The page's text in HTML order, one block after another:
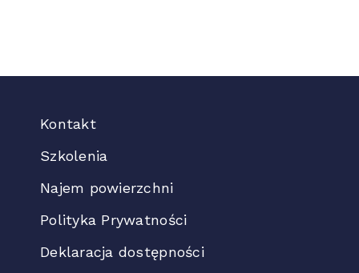
Kontakt
Szkolenia
Najem powierzchni
Polityka Prywatności
Deklaracja dostępności